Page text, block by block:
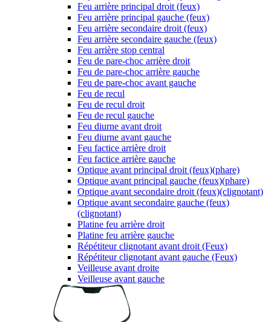
Feu arrière principal droit (feux)
Feu arrière principal gauche (feux)
Feu arrière secondaire droit (feux)
Feu arrière secondaire gauche (feux)
Feu arrière stop central
Feu de pare-choc arrière droit
Feu de pare-choc arrière gauche
Feu de pare-choc avant gauche
Feu de recul
Feu de recul droit
Feu de recul gauche
Feu diurne avant droit
Feu diurne avant gauche
Feu factice arrière droit
Feu factice arrière gauche
Optique avant principal droit (feux)(phare)
Optique avant principal gauche (feux)(phare)
Optique avant secondaire droit (feux)(clignotant)
Optique avant secondaire gauche (feux)
(clignotant)
Platine feu arrière droit
Platine feu arrière gauche
Répétiteur clignotant avant droit (Feux)
Répétiteur clignotant avant gauche (Feux)
Veilleuse avant droite
Veilleuse avant gauche